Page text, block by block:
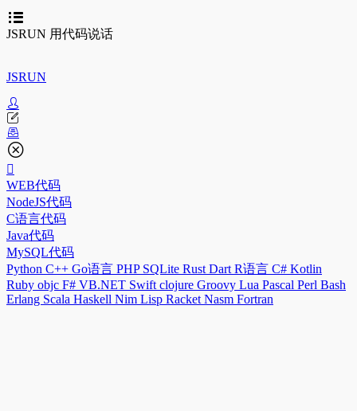
JSRUN 用代码说话
JSRUN
WEB代码
NodeJS代码
C语言代码
Java代码
MySQL代码
Python C++ Go语言 PHP SQLite Rust Dart R语言 C# Kotlin
Ruby objc F# VB.NET Swift clojure Groovy Lua Pascal Perl Bash
Erlang Scala Haskell Nim Lisp Racket Nasm Fortran